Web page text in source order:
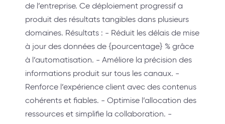
de l’entreprise. Ce déploiement progressif a
produit des résultats tangibles dans plusieurs
domaines. Résultats : - Réduit les délais de mise
à jour des données de {pourcentage} % grâce
à l’automatisation. - Améliore la précision des
informations produit sur tous les canaux. -
Renforce l’expérience client avec des contenus
cohérents et fiables. - Optimise l’allocation des
ressources et simplifie la collaboration. -